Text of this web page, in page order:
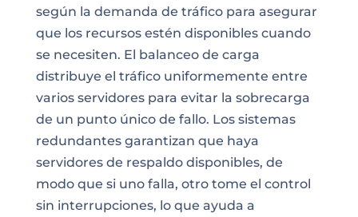
según la demanda de tráfico para asegurar
que los recursos estén disponibles cuando
se necesiten. El balanceo de carga
distribuye el tráfico uniformemente entre
varios servidores para evitar la sobrecarga
de un punto único de fallo. Los sistemas
redundantes garantizan que haya
servidores de respaldo disponibles, de
modo que si uno falla, otro tome el control
sin interrupciones, lo que ayuda a